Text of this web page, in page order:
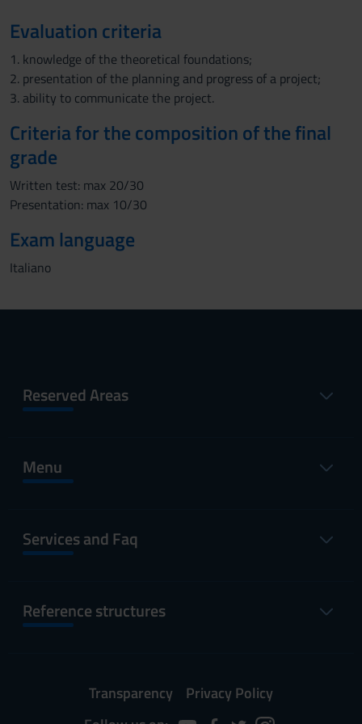
Evaluation criteria
1. knowledge of the theoretical foundations;
2. presentation of the planning and progress of a project;
3. ability to communicate the project.
Criteria for the composition of the final
grade
Written test: max 20/30
Presentation: max 10/30
Exam language
Italiano
Reserved Areas
Menu
Services and Faq
Reference structures
Transparency
Privacy Policy